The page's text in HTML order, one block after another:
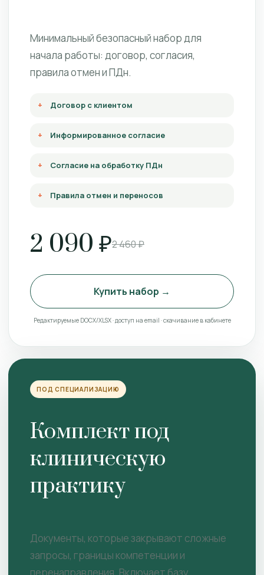
Минимальный безопасный набор для
начала работы: договор, согласия,
правила отмен и ПДн.
Договор с клиентом
Информированное согласие
Согласие на обработку ПДн
Правила отмен и переносов
2 090 ₽2 460 ₽
Купить набор →
Редактируемые DOCX/XLSX · доступ на email · скачивание в кабинете
ПОД СПЕЦИАЛИЗАЦИЮ
Комплект под
клиническую
практику
Документы, которые закрывают сложные
запросы, границы компетенции и